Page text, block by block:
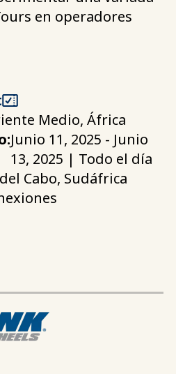
en operadores
Medio, África
Junio 11, 2025 - Junio
13, 2025 | Todo el día
Cabo, Sudáfrica